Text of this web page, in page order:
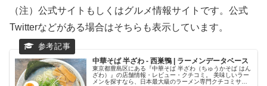
（注）公式サイトもしくはグルメ情報サイトです。公式
Twitterなどがある場合はそちらも表示しています。
中華そば 半ざわ - 西巣鴨 | ラーメンデータベース
東京都豊島区にある『中華そば 半ざわ（ちゅうかそば はん
ざわ）』の店舗情報・レビュー・クチコミ。 美味しいラー
メンを探すなら、日本最大級のラーメン専門クチコミサイ